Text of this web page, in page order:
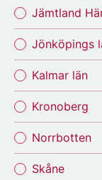
Jämtland
Jönköpings
Kalmar län
Kronoberg
Norrbotten
Skåne